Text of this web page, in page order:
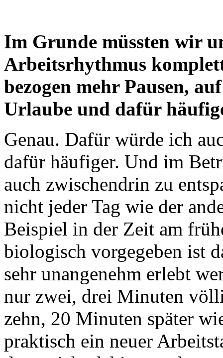
Im Grunde müssten wir
Arbeitsrhythmus
bezogen mehr Pausen,
Urlaube und dafür
Genau. Dafür würde ich
dafür häufiger. Und im
auch zwischendrin zu
nicht jeder Tag wie der
Beispiel in der Zeit am
biologisch vorgegeben ist
sehr unangenehm erlebt
nur zwei, drei Minuten
zehn, 20 Minuten später
praktisch ein neuer